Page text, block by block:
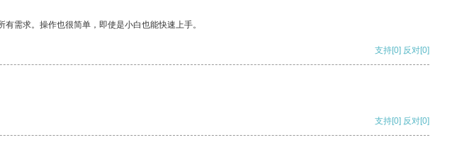
需求。操作也很简单，即使是小白也能快速上手。
支持[0] 反对[0]
支持[0] 反对[0]